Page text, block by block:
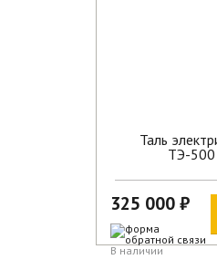
Таль
ТЭ-500
325 000 ₽
В наличии